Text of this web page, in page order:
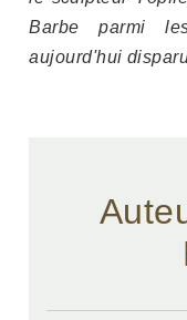
Barbe parmi
aujourd'hui